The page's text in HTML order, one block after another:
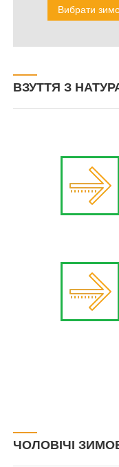
Вибрати
ВЗУТТЯ З
ЧОЛОВІЧІ